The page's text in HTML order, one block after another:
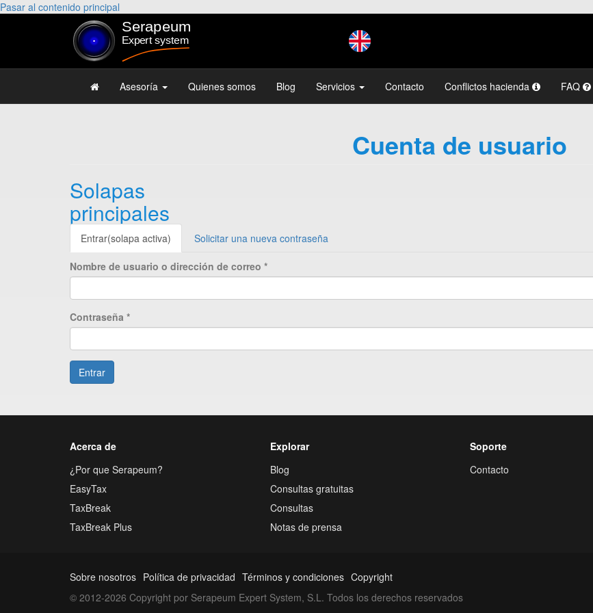
Pasar al contenido principal
Asesoría Quienes somos Blog Servicios Contacto Conflictos hacienda FAQ
Cuenta de usuario
Solapas
principales
Entrar(solapa activa) Solicitar una nueva contraseña
Nombre de usuario o dirección de correo *
Contraseña *
Entrar
Acerca de
¿Por que Serapeum?
EasyTax
TaxBreak
TaxBreak Plus
Explorar
Blog
Consultas gratuitas
Consultas
Notas de prensa
Soporte
Contacto
Sobre nosotros Política de privacidad Términos y condiciones Copyright
© 2012-2026 Copyright por Serapeum Expert System, S.L. Todos los derechos reservados